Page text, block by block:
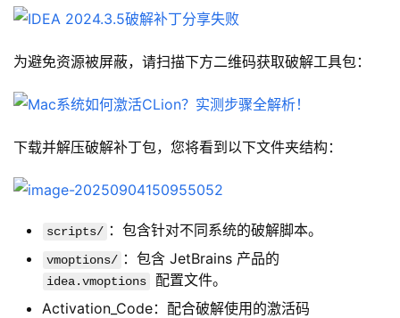
为避免资源被屏蔽，请扫描下方二维码获取破解工具包：
下载并解压破解补丁包，您将看到以下文件夹结构：
scripts/ ：包含针对不同系统的破解脚本。
vmoptions/ ：包含 JetBrains 产品的
idea.vmoptions
配置文件。
Activation_Code：配合破解使用的激活码